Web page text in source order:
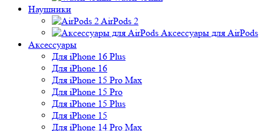
Наушники
AirPods 2
Аксессуары для AirPods
Аксессуары
Для iPhone 16 Plus
Для iPhone 16
Для iPhone 15 Pro Max
Для iPhone 15 Pro
Для iPhone 15 Plus
Для iPhone 15
Для iPhone 14 Pro Max